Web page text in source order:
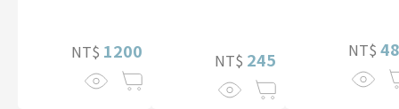
NT$ 1200 NT$ 245 NT$